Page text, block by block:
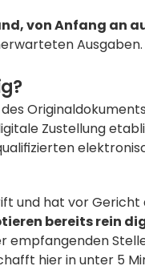
von Anfang an
Zustellung
und hat vor Gericht
bereits rein
empfangenden
hier in unter 5